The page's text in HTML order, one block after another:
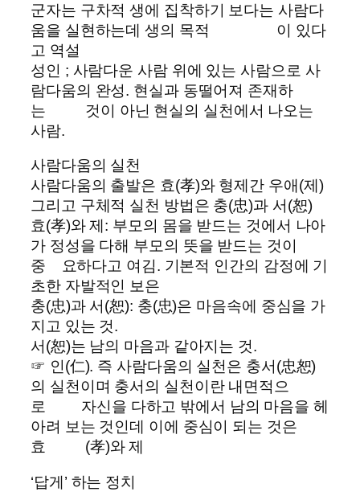
군자는 구차적 생에 집착하기 보다는 사람다
움을 실현하는데 생의 목적 이 있다
고 역설
성인 ; 사람다운 사람 위에 있는 사람으로 사
람다움의 완성. 현실과 동떨어져 존재하
는 것이 아닌 현실의 실천에서 나오는
사람.
사람다움의 실천
사람다움의 출발은 효(孝)와 형제간 우애(제)
그리고 구체적 실천 방법은 충(忠)과 서(恕)
효(孝)와 제: 부모의 몸을 받드는 것에서 나아
가 정성을 다해 부모의 뜻을 받드는 것이
중 요하다고 여김. 기본적 인간의 감정에 기
초한 자발적인 보은
충(忠)과 서(恕): 충(忠)은 마음속에 중심을 가
지고 있는 것.
서(恕)는 남의 마음과 같아지는 것.
☞ 인(仁). 즉 사람다움의 실천은 충서(忠恕)
의 실천이며 충서의 실천이란 내면적으
로 자신을 다하고 밖에서 남의 마음을 헤
아려 보는 것인데 이에 중심이 되는 것은
효 (孝)와 제
‘답게’ 하는 정치